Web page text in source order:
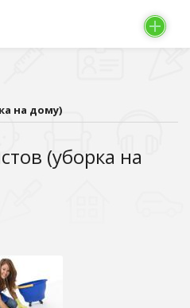
на дому)
(уборка на